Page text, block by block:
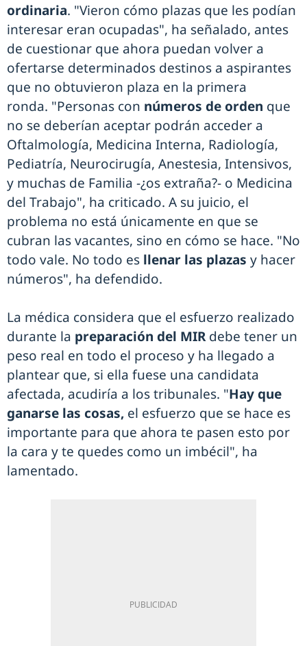
ordinaria. "Vieron cómo plazas que les podían
interesar eran ocupadas", ha señalado, antes
de cuestionar que ahora puedan volver a
ofertarse determinados destinos a aspirantes
que no obtuvieron plaza en la primera
ronda. "Personas con números de orden que
no se deberían aceptar podrán acceder a
Oftalmología, Medicina Interna, Radiología,
Pediatría, Neurocirugía, Anestesia, Intensivos,
y muchas de Familia -¿os extraña?- o Medicina
del Trabajo", ha criticado. A su juicio, el
problema no está únicamente en que se
cubran las vacantes, sino en cómo se hace. "No
todo vale. No todo es llenar las plazas y hacer
números", ha defendido.
La médica considera que el esfuerzo realizado
durante la preparación del MIRdebe tener un
peso real en todo el proceso y ha llegado a
plantear que, si ella fuese una candidata
afectada, acudiría a los tribunales. "Hay que
ganarse las cosas, el esfuerzo que se hace es
importante para que ahora te pasen esto por
la cara y te quedes como un imbécil", ha
lamentado.